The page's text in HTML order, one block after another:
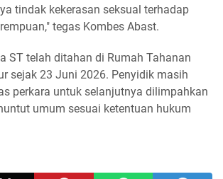
tindak kekerasan seksual terhadap
tegas Kombes Abast.
ST telah ditahan di Rumah Tahanan
sejak 23 Juni 2026. Penyidik masih
perkara untuk selanjutnya dilimpahkan
umum sesuai ketentuan hukum